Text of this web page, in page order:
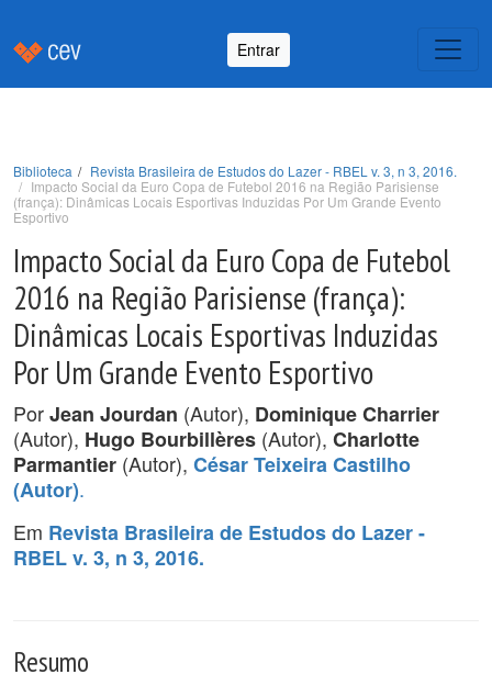
Entrar
Biblioteca
Revista Brasileira de Estudos do Lazer - RBEL v. 3, n 3, 2016.
Impacto Social da Euro Copa de Futebol 2016 na Região Parisiense
(frança): Dinâmicas Locais Esportivas Induzidas Por Um Grande Evento
Esportivo
Impacto Social da Euro Copa de Futebol
2016 na Região Parisiense (frança):
Dinâmicas Locais Esportivas Induzidas
Por Um Grande Evento Esportivo
PorJean Jourdan (Autor), Dominique Charrier
(Autor), Hugo Bourbillères (Autor), Charlotte
Parmantier (Autor), César Teixeira Castilho
(Autor).
Em Revista Brasileira de Estudos do Lazer -
RBEL v. 3, n 3, 2016.
Resumo